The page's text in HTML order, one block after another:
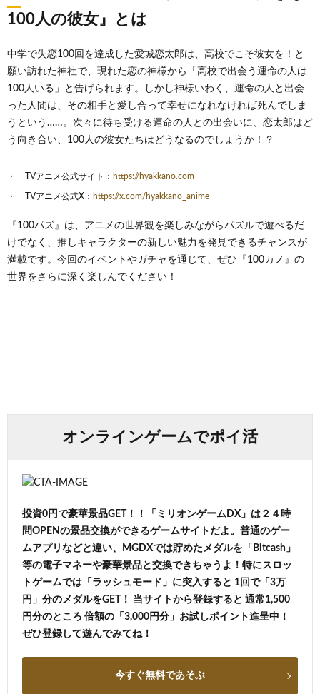
100人の彼女』とは
中学で失恋100回を達成した愛城恋太郎は、高校でこそ彼女を！と
願い訪れた神社で、現れた恋の神様から「高校で出会う運命の人は
100人いる」と告げられます。しかし神様いわく、運命の人と出会
った人間は、その相手と愛し合って幸せになれなければ死んでしま
うという……。次々に待ち受ける運命の人との出会いに、恋太郎はど
う向き合い、100人の彼女たちはどうなるのでしょうか！？
TVアニメ公式サイト： https://hyakkano.com
TVアニメ公式X： https://x.com/hyakkano_anime
『100パズ』は、アニメの世界観を楽しみながらパズルで遊べるだ
けでなく、推しキャラクターの新しい魅力を発見できるチャンスが
満載です。今回のイベントやガチャを通じて、ぜひ『100カノ』の
世界をさらに深く楽しんでください！
オンラインゲームでポイ活
投資0円で豪華景品GET！！「ミリオンゲームDX」は２４時
間OPENの景品交換ができるゲームサイトだよ。普通のゲー
ムアプリなどと違い、MGDXでは貯めたメダルを「Bitcash」
等の電子マネーや豪華景品と交換できちゃうよ！特にスロッ
トゲームでは「ラッシュモード」に突入すると 1回で「3万
円」分のメダルをGET！ 当サイトから登録すると 通常1,500
円分のところ 倍額の「3,000円分」お試しポイント進呈中！
ぜひ登録して遊んでみてね！
今すぐ無料であそぶ